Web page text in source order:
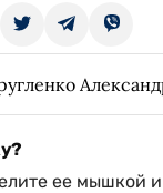
ее мышкой